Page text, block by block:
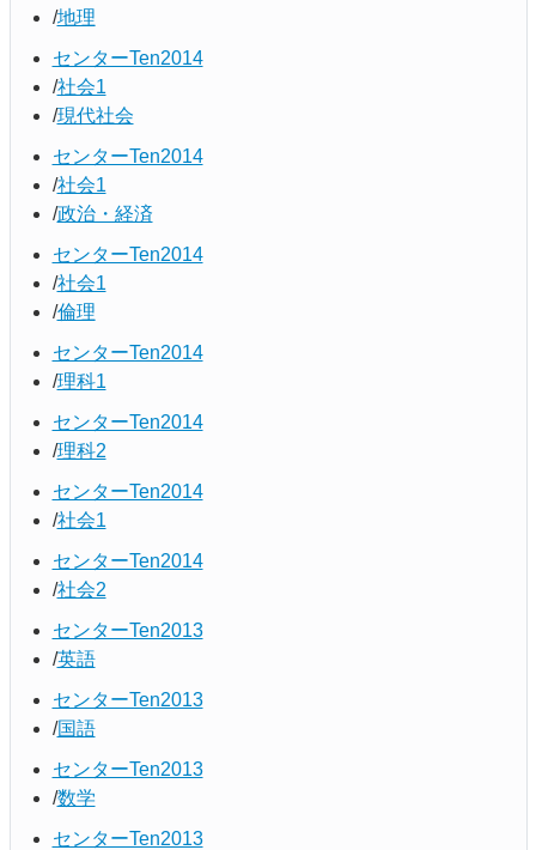
地理
センターTen2014
社会1
現代社会
センターTen2014
社会1
政治・経済
センターTen2014
社会1
倫理
センターTen2014
理科1
センターTen2014
理科2
センターTen2014
社会1
センターTen2014
社会2
センターTen2013
英語
センターTen2013
国語
センターTen2013
数学
センターTen2013